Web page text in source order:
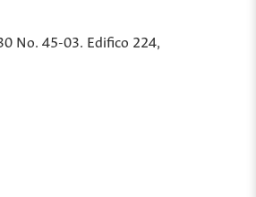
No. 45-03. Edifico 224,